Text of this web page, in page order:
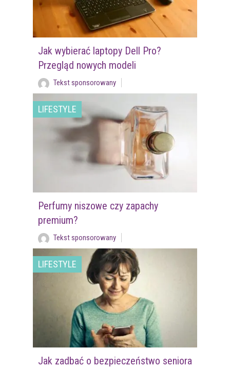
Jak wybierać laptopy Dell Pro?
Przegląd nowych modeli
Tekst sponsorowany
LIFESTYLE
Perfumy niszowe czy zapachy
premium?
Tekst sponsorowany
LIFESTYLE
Jak zadbać o bezpieczeństwo seniora